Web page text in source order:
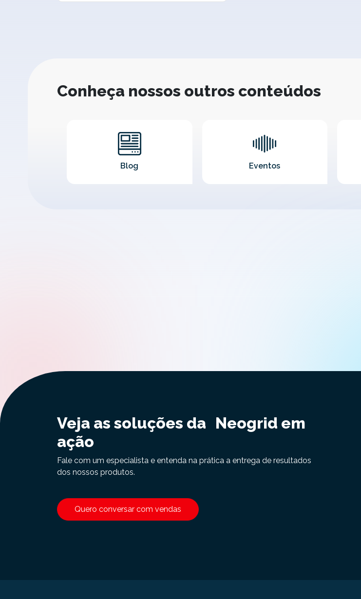
Conheça nossos outros conteúdos
Blog Eventos
Veja as soluções da Neogrid em
ação
Fale com um especialista e entenda na prática a entrega de resultados
dos nossos produtos.
Quero conversar com vendas